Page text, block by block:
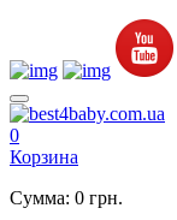
0
Корзина
Сумма: 0 грн.